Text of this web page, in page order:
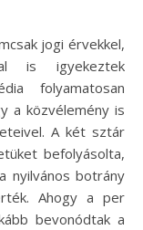
jogi érvekkel,
is igyekeztek
folyamatosan
a közvélemény is
A két sztár
befolyásolta,
nyilvános botrány
Ahogy a per
bevonódtak a